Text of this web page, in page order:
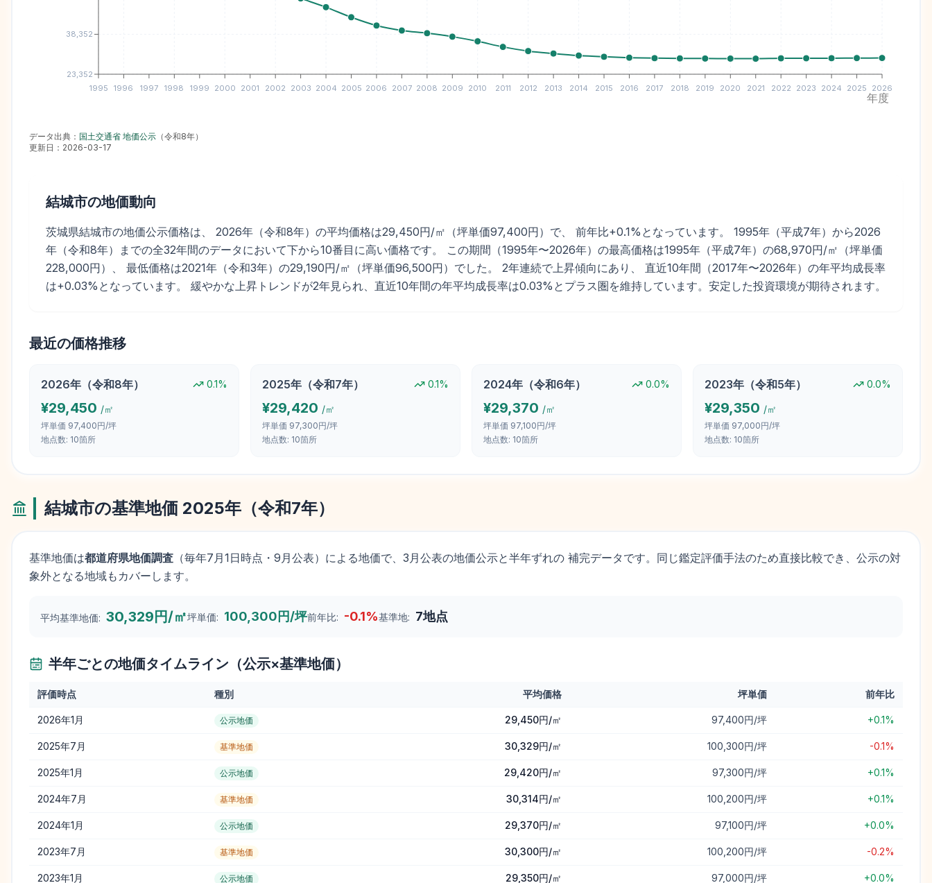
1995 1996 1997 1998 1999 2000 2001 2002 2003 2004 2005 2006 2007 2008 2009 2010 2011 2012 2013 2014 2015 2016 2017 2018 2019 2020 2021 2022 2023 2024 2025 2026
年度
23,352
38,352
データ出典： 国土交通省 地価公示 （令和8年）
更新日： 2026-03-17
結城市の地価動向
茨城県結城市の地価公示価格は、 2026年（令和8年）の平均価格は29,450円/㎡（坪単価97,400円）で、 前年比+0.1%となっています。 1995年（平成7年）から2026
年（令和8年）までの全32年間のデータにおいて下から10番目に高い価格です。 この期間（1995年〜2026年）の最高価格は1995年（平成7年）の68,970円/㎡（坪単価
228,000円）、 最低価格は2021年（令和3年）の29,190円/㎡（坪単価96,500円）でした。 2年連続で上昇傾向にあり、 直近10年間（2017年〜2026年）の年平均成長率
は+0.03%となっています。 緩やかな上昇トレンドが2年見られ、直近10年間の年平均成長率は0.03%とプラス圏を維持しています。安定した投資環境が期待されます。
最近の価格推移
2026年（令和8年） 0.1%
¥29,450 /㎡
坪単価 97,400円/坪
地点数: 10箇所
2025年（令和7年） 0.1%
¥29,420 /㎡
坪単価 97,300円/坪
地点数: 10箇所
2024年（令和6年） 0.0%
¥29,370 /㎡
坪単価 97,100円/坪
地点数: 10箇所
2023年（令和5年） 0.0%
¥29,350 /㎡
坪単価 97,000円/坪
地点数: 10箇所
結城市の基準地価 2025年（令和7年）
基準地価は都道府県地価調査 （毎年7月1日時点・9月公表）による地価で、3月公表の地価公示と半年ずれの 補完データです。同じ鑑定評価手法のため直接比較でき、公示の対
象外となる地域もカバーします。
平均基準地価: 30,329円/㎡坪単価: 100,300円/坪前年比: -0.1%基準地: 7地点
半年ごとの地価タイムライン（公示×基準地価）
評価時点 種別 平均価格 坪単価 前年比
2026年1月 公示地価 29,450円/㎡ 97,400円/坪 +0.1%
2025年7月 基準地価 30,329円/㎡ 100,300円/坪 -0.1%
2025年1月 公示地価 29,420円/㎡ 97,300円/坪 +0.1%
2024年7月 基準地価 30,314円/㎡ 100,200円/坪 +0.1%
2024年1月 公示地価 29,370円/㎡ 97,100円/坪 +0.0%
2023年7月 基準地価 30,300円/㎡ 100,200円/坪 -0.2%
2023年1月 公示地価 29,350円/㎡ 97,000円/坪 +0.0%